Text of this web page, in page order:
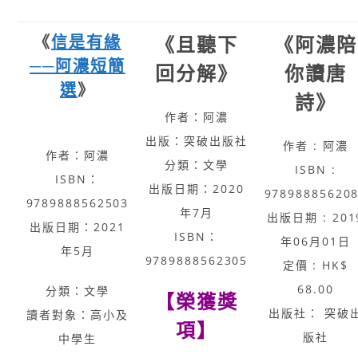
《信是有緣
──阿濃短簡
選》
作者：阿濃
ISBN：
9789888562503
出版日期：2021
年5月
分類：文學
讀者對象：高小及
中學生
《且聽下
回分解》
作者：阿濃
出版：突破出版社
分類：文學
出版日期：2020
年7月
ISBN：
9789888562305
【榮獲獎
項】
《阿濃陪
你讀唐
詩》
作者 : 阿濃
ISBN :
出版日期 :
年06月01日
定價 : HK$
68.00
出版社： 突破
版社